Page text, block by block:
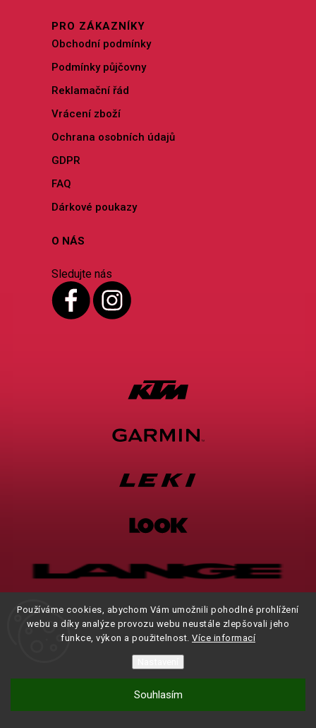
Používáme cookies, abychom Vám umožnili pohodlné prohlížení
webu a díky analýze provozu webu neustále zlepšovali jeho
funkce, výkon a použitelnost. Více informací
Souhlasím
PRO ZÁKAZNÍKY
Obchodní podmínky
Podmínky půjčovny
Reklamační řád
Vrácení zboží
Ochrana osobních údajů
GDPR
FAQ
Dárkové poukazy
O NÁS
Sledujte nás